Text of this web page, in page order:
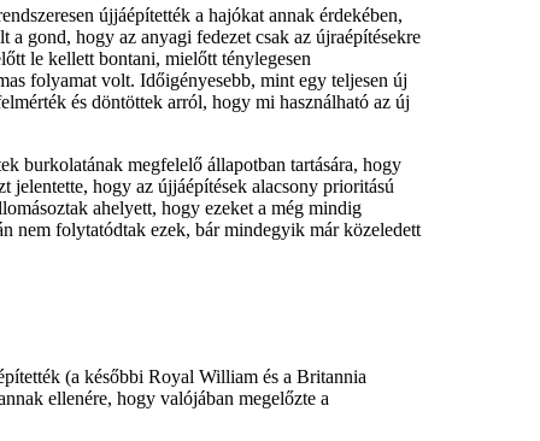
újjáépítették a hajókat annak érdekében,
gond, hogy az anyagi fedezet csak az újraépítésekre
le kellett bontani, mielőtt ténylegesen
folyamat volt. Időigényesebb, mint egy teljesen új
és döntöttek arról, hogy mi használható az új
burkolatának megfelelő állapotban tartására, hogy
jelentette, hogy az újjáépítések alacsony prioritású
ahelyett, hogy ezeket a még mindig
nem folytatódtak ezek, bár mindegyik már közeledett
(a későbbi Royal William és a Britannia
ellenére, hogy valójában megelőzte a